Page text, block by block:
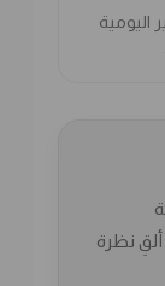
اليومية
نظرة